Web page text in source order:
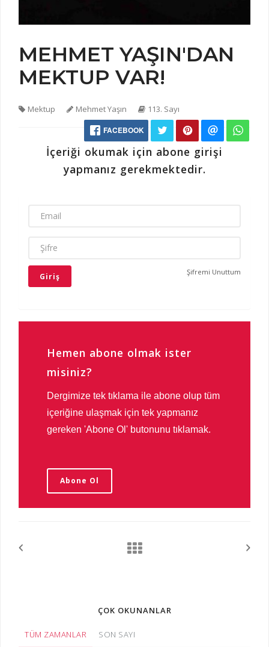
MEHMET YAŞIN'DAN
MEKTUP VAR!
Mektup Mehmet Yaşın
113. Sayı
FACEBOOK
İçeriği okumak için abone girişi
yapmanız gerekmektedir.
EMAIL
ŞIFRE
Şifremi Unuttum
Hemen abone olmak ister
misiniz?
Dergimize tek tıklama ile abone olup tüm
içeriğine ulaşmak için tek yapmanız
gereken 'Abone Ol' butonunu tıklamak.
Abone Ol
ÇOK OKUNANLAR
TÜM ZAMANLAR SON SAYI